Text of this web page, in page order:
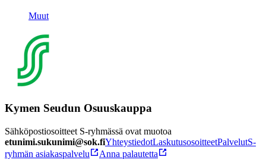
Muut
Kymen Seudun Osuuskauppa
Sähköpostiosoitteet S-ryhmässä ovat muotoa
etunimi.sukunimi@sok.fiYhteystiedotLaskutusosoitteetPalvelutS-
ryhmän asiakaspalvelu
Anna palautetta